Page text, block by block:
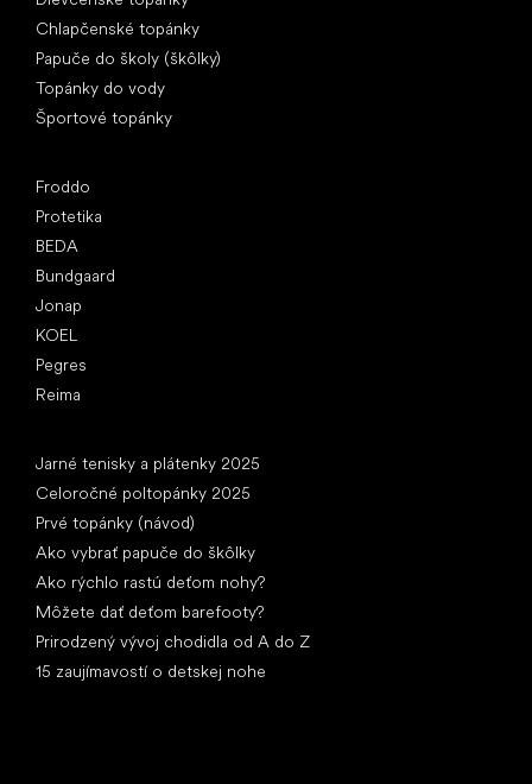
Chlapčenské topánky
Papuče do školy (škôlky)
Topánky do vody
Športové topánky
Froddo
Protetika
BEDA
Bundgaard
Jonap
KOEL
Pegres
Reima
Jarné tenisky a plátenky 2025
Celoročné poltopánky 2025
Prvé topánky (návod)
Ako vybrať papuče do škôlky
Ako rýchlo rastú deťom nohy?
Môžete dať deťom barefooty?
Prirodzený vývoj chodidla od A do Z
15 zaujímavostí o detskej nohe